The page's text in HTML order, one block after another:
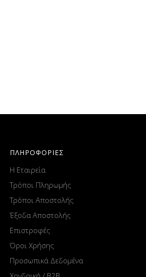
ΠΛΗΡΟΦΟΡΙΕΣ
Η Εταιρεία
Τρόποι Πληρωμής
Τρόποι Αποστολής
Έξοδα Αποστολής
Επιστροφές
Όροι Χρήσης
Προσωπικά Δεδομένα